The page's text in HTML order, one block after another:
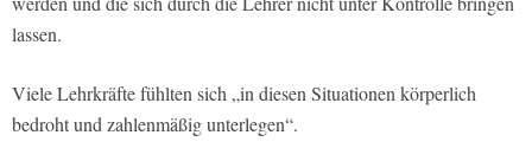
lassen.
Viele Lehrkräfte fühlten sich „in diesen Situationen körperlich
bedroht und zahlenmäßig unterlegen“.